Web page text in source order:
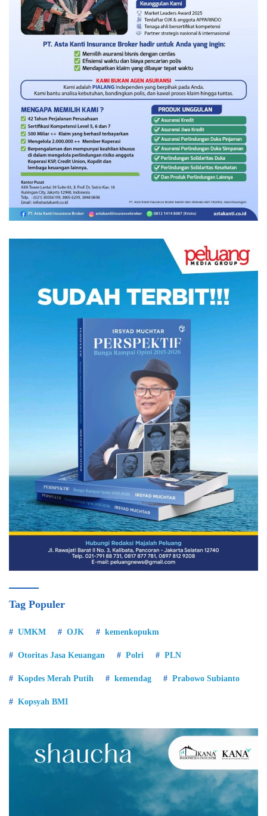
Tag Populer
UMKM OJK kemenkopukm
Otoritas Jasa Keuangan Polri PLN
Kopdes Merah Putih kemendag Prabowo Subianto
Kopsyah BMI